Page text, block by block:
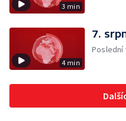
3 min
4 min
7.
Poslední